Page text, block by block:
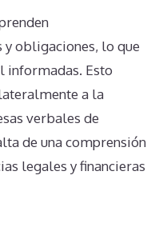
obligaciones, lo que
informadas. Esto
a la
verbales de
de una comprensión
legales y financieras